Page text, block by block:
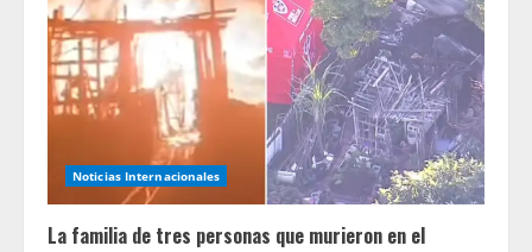
Noticias Internacionales
La familia de tres personas que murieron en el